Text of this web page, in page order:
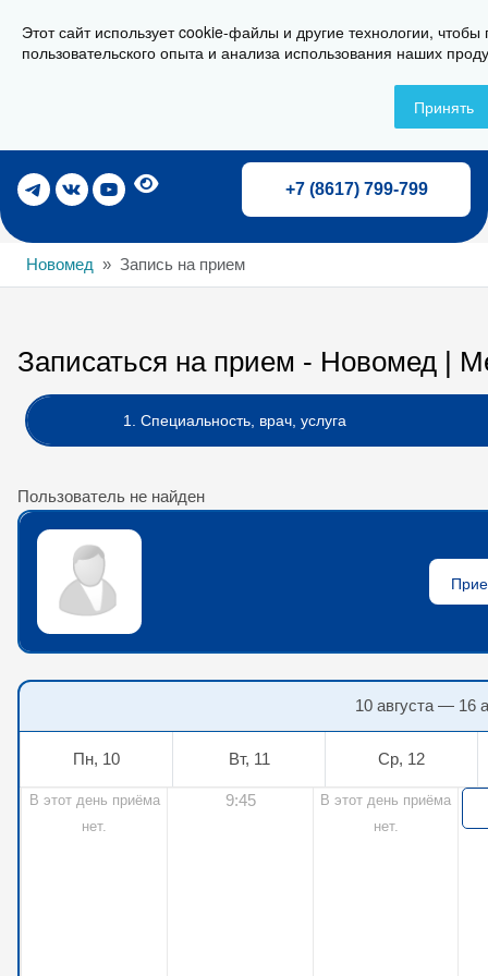
Этот сайт использует cookie-файлы и другие технологии,
пользовательского опыта и анализа использования наших
Принять
г. Новороссийск, ул. Свердлова 36А
Записаться на прием
+7 (8617) 799-799
Новомед Запись на прием
Записаться на прием - Новомед |
1. Специальность, врач, услуга
Пользователь не найден
10 августа — 16
Пн, 10 Вт, 11 Ср, 12
В этот день приёма
нет.
9:45
В этот день приёма
нет.